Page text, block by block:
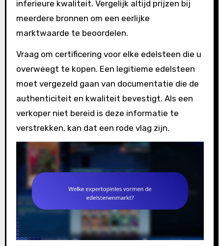
inferieure kwaliteit. Vergelijk altijd prijzen bij
meerdere bronnen om een eerlijke
marktwaarde te beoordelen.
Vraag om certificering voor elke edelsteen die u
overweegt te kopen. Een legitieme edelsteen
moet vergezeld gaan van documentatie die de
authenticiteit en kwaliteit bevestigt. Als een
verkoper niet bereid is deze informatie te
verstrekken, kan dat een rode vlag zijn.